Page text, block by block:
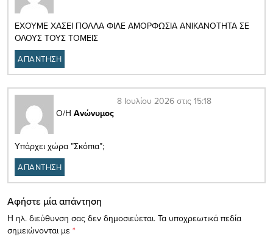
ΕΧΟΥΜΕ ΧΑΣΕΙ ΠΟΛΛΑ ΦΙΛΕ ΑΜΟΡΦΩΣΙΑ ΑΝΙΚΑΝΟΤΗΤΑ ΣΕ
ΟΛΟΥΣ ΤΟΥΣ ΤΟΜΕΙΣ
ΑΠΑΝΤΗΣΗ
Ο/Η Ανώνυμος
8 Ιουλίου 2026 στις 15:18
Υπάρχει χώρα ”Σκόπια”;
ΑΠΑΝΤΗΣΗ
Αφήστε μία απάντηση
Η ηλ. διεύθυνση σας δεν δημοσιεύεται. Τα υποχρεωτικά πεδία
σημειώνονται με *